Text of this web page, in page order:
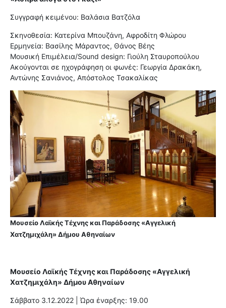
Συγγραφή κειμένου: Βαλάσια Βατζόλα
Σκηνοθεσία: Κατερίνα Μπουζάνη, Αφροδίτη Φλώρου
Ερμηνεία: Βασίλης Μάραντος, Θάνος Βέης
Μουσική Επιμέλεια/Sound design: Γιούλη Σταυροπούλου
Ακούγονται σε ηχογράφηση οι φωνές: Γεωργία Δρακάκη,
Αντώνης Σανιάνος, Απόστολος Τσακαλίκας
Μουσείο Λαϊκής Τέχνης και Παράδοσης «Αγγελική
Χατζημιχάλη» Δήμου Αθηναίων
Μουσείο Λαϊκής Τέχνης και Παράδοσης «Αγγελική
Χατζημιχάλη» Δήμου Αθηναίων
Σάββατο 3.12.2022 | Ώρα έναρξης: 19.00